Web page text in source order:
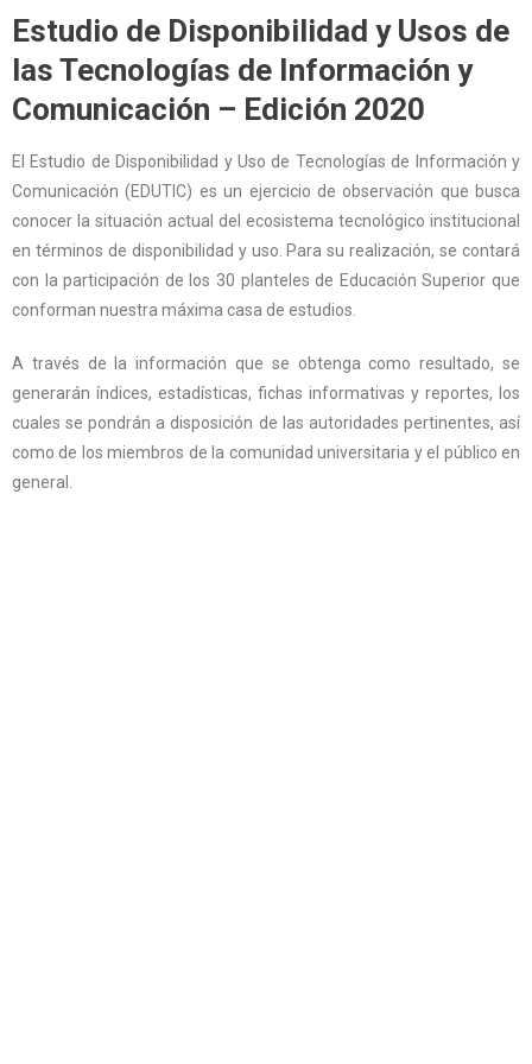
Estudio de Disponibilidad y Usos de
las Tecnologías de Información y
Comunicación – Edición 2020
El Estudio de Disponibilidad y Uso de Tecnologías de Información y
Comunicación (EDUTIC) es un ejercicio de observación que busca
conocer la situación actual del ecosistema tecnológico institucional
en términos de disponibilidad y uso. Para su realización, se contará
con la participación de los 30 planteles de Educación Superior que
conforman nuestra máxima casa de estudios.
A través de la información que se obtenga como resultado, se
generarán índices, estadísticas, fichas informativas y reportes, los
cuales se pondrán a disposición de las autoridades pertinentes, así
como de los miembros de la comunidad universitaria y el público en
general.